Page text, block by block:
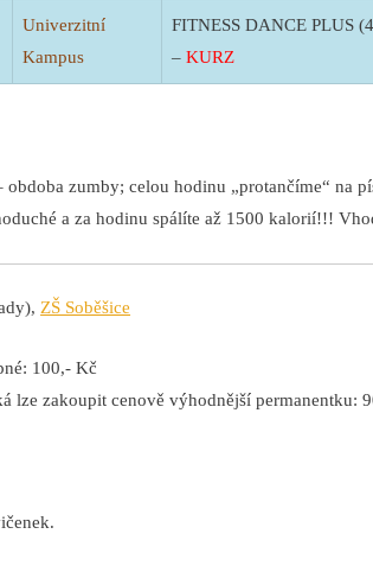
Univerzitní
Kampus
FITNESS DANCE PLUS
–KURZ
obdoba zumby; celou hodinu „protančíme“ na
a za hodinu spálíte až 1500 kalorií!!!
ZŠ Soběšice
100,- Kč
lze zakoupit cenově výhodnější permanentku: